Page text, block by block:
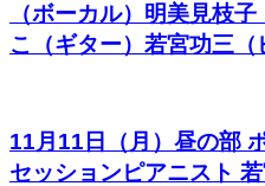
（ボーカル）明美見枝
こ（ギター）若宮功三（
11月11日（月）昼の部
セッションピアニスト